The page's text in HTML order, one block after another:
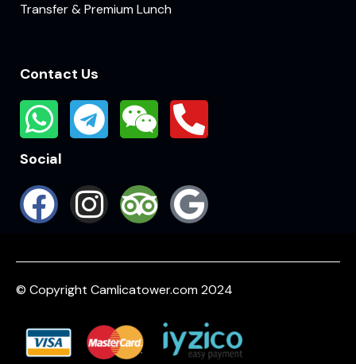
Transfer & Premium Lunch
Contact Us
Social
© Copyright Camlicatower.com 2024